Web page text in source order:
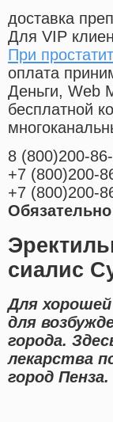
доставка
Для VIP
При
оплата
Деньги, Web
бесплатной
8 (800)200-
+7 (800)200-
+7 (800)200-
сиалис
Для
для
города.
лекарства
город Пенза.